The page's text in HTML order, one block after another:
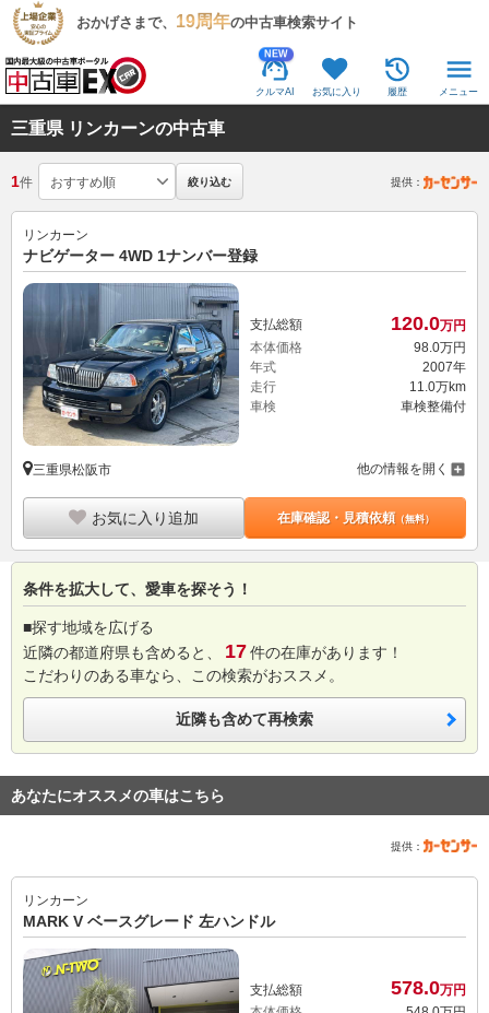
おかげさまで、 19周年の中古車検索サイト
NEW
クルマAI お気に入り 履歴 メニュー
三重県 リンカーンの中古車
1件 絞り込む 提供：
リンカーン
ナビゲーター 4WD 1ナンバー登録
支払総額 120.0万円
本体価格
98. 0万円
年式
2007年
走行
11.0万km
車検
車検整備付
三重県松阪市 他の情報を開く
お気に入り追加 在庫確認・見積依頼（無料）
条件を拡大して、愛車を探そう！
■探す地域を広げる
近隣の都道府県も含めると、
17件の在庫があります！
こだわりのある車なら、この検索がおススメ。
近隣も含めて再検索
あなたにオススメの車はこちら
提供：
リンカーン
MARK V ベースグレード 左ハンドル
支払総額 578.0万円